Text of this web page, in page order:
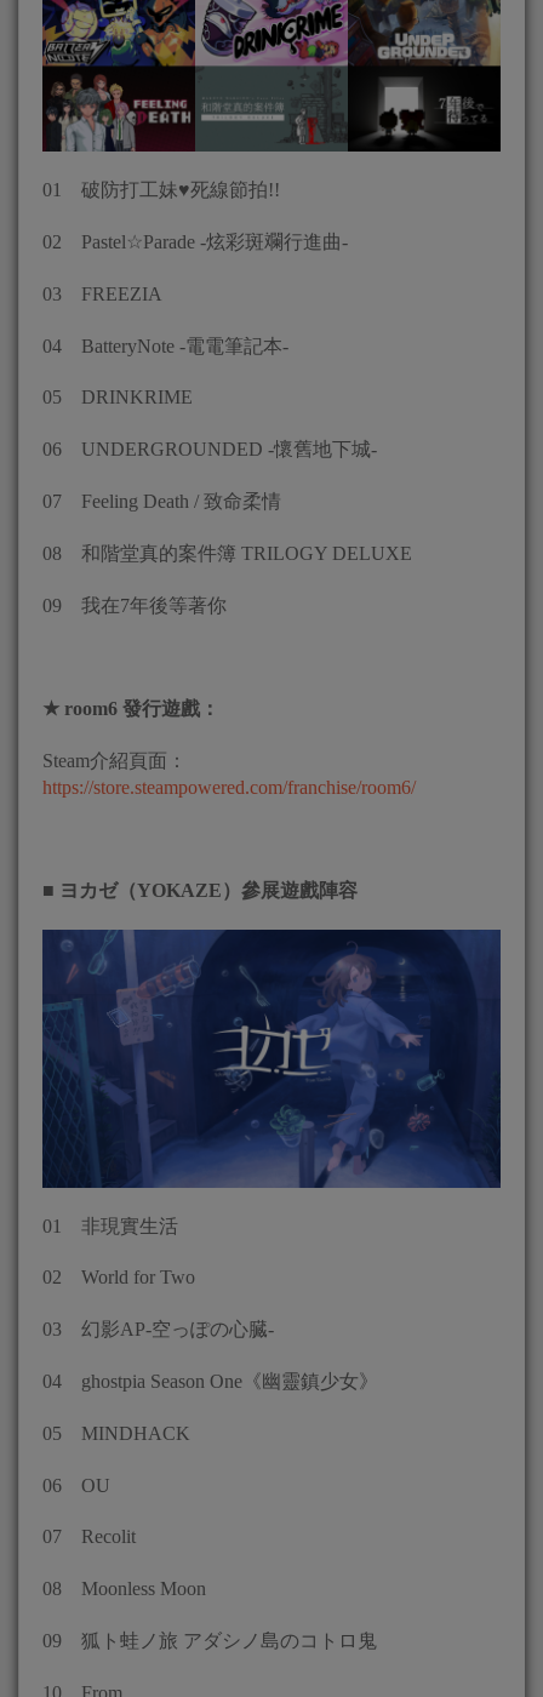
01 破防打工妹♥死線節拍!!
02 Pastel☆Parade -炫彩斑斕行進曲-
03 FREEZIA
04 BatteryNote -電電筆記本-
05 DRINKRIME
06 UNDERGROUNDED -懷舊地下城-
07 Feeling Death / 致命柔情
08 和階堂真的案件簿 TRILOGY DELUXE
09 我在7年後等著你
★ room6 發行遊戲：
Steam介紹頁面：
https://store.steampowered.com/franchise/room6/
■ ヨカゼ（YOKAZE ）參展遊戲陣容
01 非現實生活
02 World for Two
03 幻影AP-空っぽの心臓-
04 ghostpia Season One《幽靈鎮少女》
05 MINDHACK
06 OU
07 Recolit
08 Moonless Moon
09 狐ト蛙ノ旅 アダシノ島のコトロ鬼
10 From_.